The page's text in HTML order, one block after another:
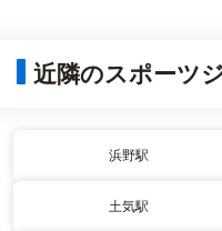
近隣のスポーツ
浜野駅
土気駅